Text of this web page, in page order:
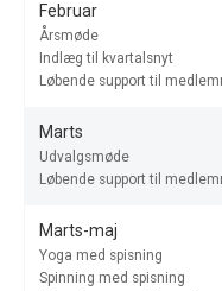
Februar
Årsmøde
Indlæg til kvartalsnyt
Løbende support til
Marts
Udvalgsmøde
Løbende support til
Marts-maj
Yoga med spisning
Spinning med spisning